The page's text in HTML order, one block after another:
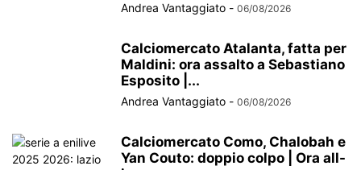
Andrea Vantaggiato - 06/08/2026
Calciomercato Atalanta, fatta per
Maldini: ora assalto a Sebastiano
Esposito |...
Andrea Vantaggiato - 06/08/2026
Calciomercato Como, Chalobah e
Yan Couto: doppio colpo | Ora all-